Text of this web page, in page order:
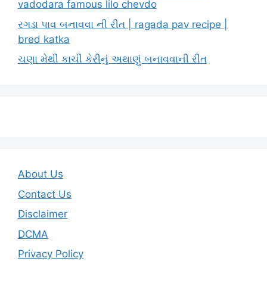
vadodara famous lilo chevdo
રગડા પાવ બનાવવા ની રીત | ragada pav recipe |
bred katka
ચણા મેથી કાચી કેરીનું અથાણું બનાવવાની રીત
About Us
Contact Us
Disclaimer
DCMA
Privacy Policy